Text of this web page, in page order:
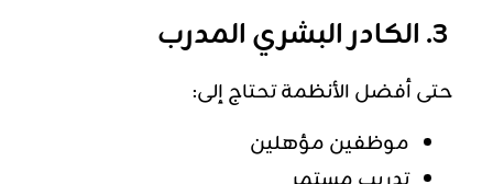
حتى أفضل الأنظمة تحتاج إلى:
موظفين مؤهلين